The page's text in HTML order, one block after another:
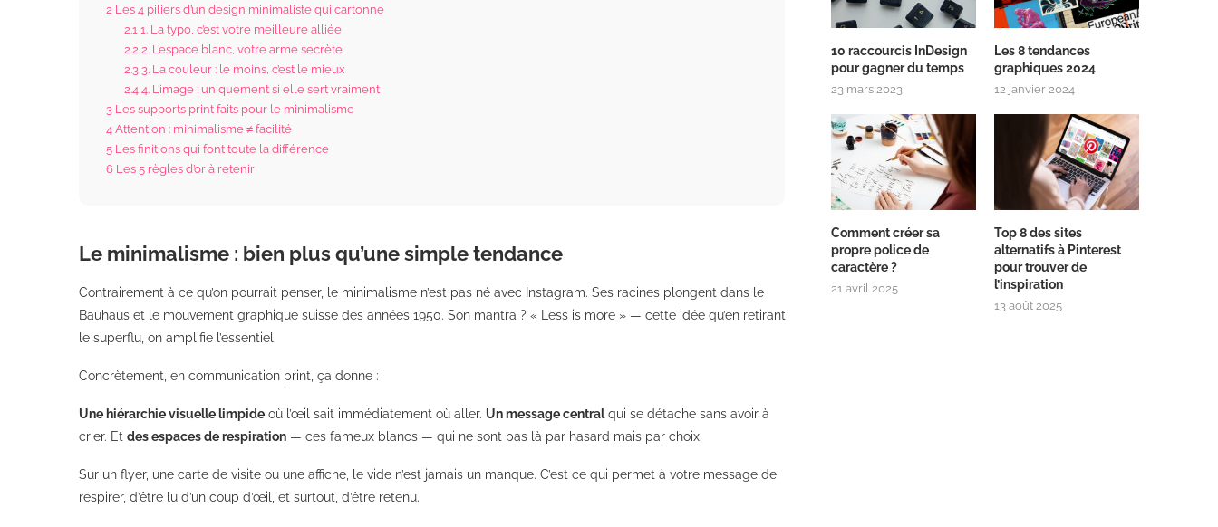
2 Les 4 piliers d’un design minimaliste qui cartonne
2.1 1. La typo, c’est votre meilleure alliée
2.2 2. L’espace blanc, votre arme secrète
2.3 3. La couleur : le moins, c’est le mieux
2.4 4. L’image : uniquement si elle sert vraiment
3 Les supports print faits pour le minimalisme
4 Attention : minimalisme ≠ facilité
5 Les finitions qui font toute la différence
6 Les 5 règles d’or à retenir
Le minimalisme : bien plus qu’une simple tendance
Contrairement à ce qu’on pourrait penser, le minimalisme n’est pas né avec Instagram. Ses racines plongent dans le
Bauhaus et le mouvement graphique suisse des années 1950. Son mantra ? « Less is more » — cette idée qu’en retirant
le superflu, on amplifie l’essentiel.
Concrètement, en communication print, ça donne :
Une hiérarchie visuelle limpide où l’œil sait immédiatement où aller. Un message centralqui se détache sans avoir à
crier. Et des espaces de respiration — ces fameux blancs — qui ne sont pas là par hasard mais par choix.
Sur un flyer, une carte de visite ou une affiche, le vide n’est jamais un manque. C’est ce qui permet à votre message de
respirer, d’être lu d’un coup d’œil, et surtout, d’être retenu.
10 raccourcis InDesign
pour gagner du temps
23 mars 2023
Les 8 tendances
graphiques 2024
12 janvier 2024
Comment créer sa
propre police de
caractère ?
21 avril 2025
Top 8 des sites
alternatifs à Pinterest
pour trouver de
l’inspiration
13 août 2025